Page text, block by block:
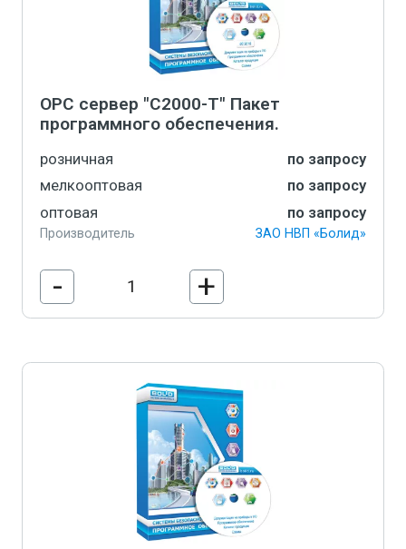
OPC сервер "С2000-Т" Пакет
программного обеспечения.
розничная
по запросу
мелкооптовая
по запросу
оптовая
по запросу
Производитель ЗАО НВП «Болид»
- +